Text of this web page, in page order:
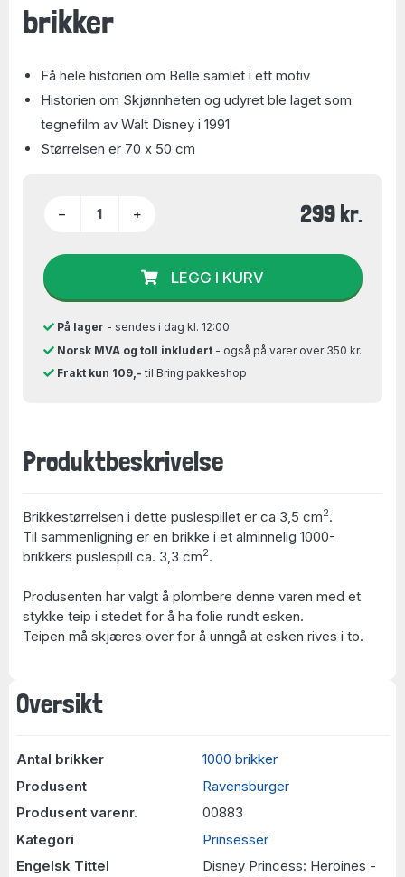
Oversikt
Antal brikker
1000 brikker
Produsent
Ravensburger
Produsent varenr.
00883
Kategori
Prinsesser
Engelsk Tittel
Disney Princess: Heroines -
brikker
Få hele historien om Belle samlet i ett motiv
Historien om Skjønnheten og udyret ble laget som
tegnefilm av Walt Disney i 1991
Størrelsen er 70 x 50 cm
− + 299 kr.
LEGG I KURV
På lager - sendes i dag kl. 12:00
Norsk MVA og toll inkludert- også på varer over 350 kr.
Frakt kun 109,- til Bring pakkeshop
Produktbeskrivelse
Brikkestørrelsen i dette puslespillet er ca 3,5 cm2.
Til sammenligning er en brikke i et alminnelig 1000-
brikkers puslespill ca. 3,3 cm2.
Produsenten har valgt å plombere denne varen med et
stykke teip i stedet for å ha folie rundt esken.
Teipen må skjæres over for å unngå at esken rives i to.